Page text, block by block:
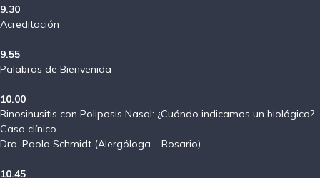
9.30
Acreditación
9.55
Palabras de Bienvenida
10.00
Rinosinusitis con Poliposis Nasal: ¿Cuándo indicamos un biológico?
Caso clínico.
Dra. Paola Schmidt (Alergóloga – Rosario)
10.45